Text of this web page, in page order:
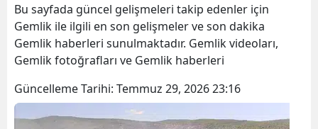
Ankara
Antalya
Balıkesir
Bu sayfada güncel gelişmeleri takip edenler için
Gemlik ile ilgili en son gelişmeler ve son dakika
Gemlik haberleri sunulmaktadır. Gemlik videoları,
Gemlik fotoğrafları ve Gemlik haberleri
Güncelleme Tarihi: Temmuz 29, 2026 23:16